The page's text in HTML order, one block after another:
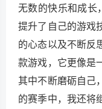
无数的快乐和成长
提升了自己的游戏
的心态以及不断反
款游戏，它更像是
其中不断磨砺自己
的赛季中，我还将